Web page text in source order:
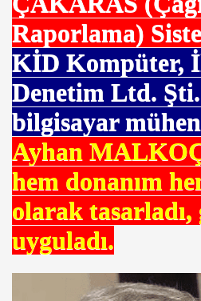
Raporlama)
KİD Kompüter,
Denetim Ltd.
bilgisayar
Ayhan
hem donanım
olarak
uyguladı.